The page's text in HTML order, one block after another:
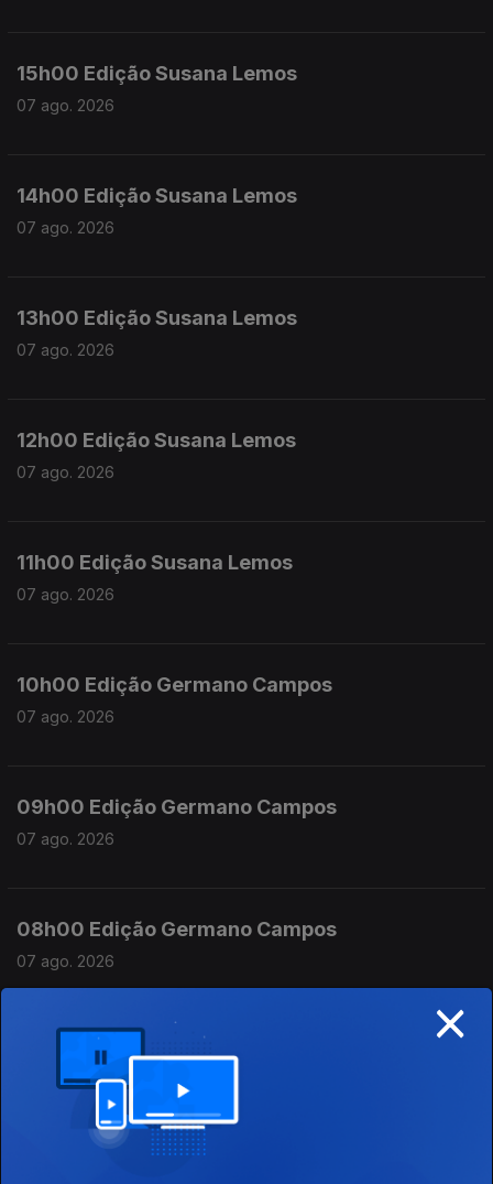
15h00 Edição Susana Lemos
07 ago. 2026
14h00 Edição Susana Lemos
07 ago. 2026
13h00 Edição Susana Lemos
07 ago. 2026
12h00 Edição Susana Lemos
07 ago. 2026
11h00 Edição Susana Lemos
07 ago. 2026
10h00 Edição Germano Campos
07 ago. 2026
09h00 Edição Germano Campos
07 ago. 2026
08h00 Edição Germano Campos
07 ago. 2026
07h00 Edição Germano Campos
07 ago. 2026
×